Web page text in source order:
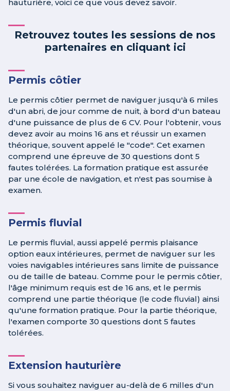
hauturière, voici ce que vous devez savoir.
Retrouvez toutes les sessions de nos
partenaires en cliquant ici
Permis côtier
Le permis côtier permet de naviguer jusqu'à 6 miles
d'un abri, de jour comme de nuit, à bord d'un bateau
d'une puissance de plus de 6 CV. Pour l'obtenir, vous
devez avoir au moins 16 ans et réussir un examen
théorique, souvent appelé le "code". Cet examen
comprend une épreuve de 30 questions dont 5
fautes tolérées. La formation pratique est assurée
par une école de navigation, et n'est pas soumise à
examen.
Permis fluvial
Le permis fluvial, aussi appelé permis plaisance
option eaux intérieures, permet de naviguer sur les
voies navigables intérieures sans limite de puissance
ou de taille de bateau. Comme pour le permis côtier,
l'âge minimum requis est de 16 ans, et le permis
comprend une partie théorique (le code fluvial) ainsi
qu'une formation pratique. Pour la partie théorique,
l'examen comporte 30 questions dont 5 fautes
tolérées.
Extension hauturière
Si vous souhaitez naviguer au-delà de 6 milles d'un